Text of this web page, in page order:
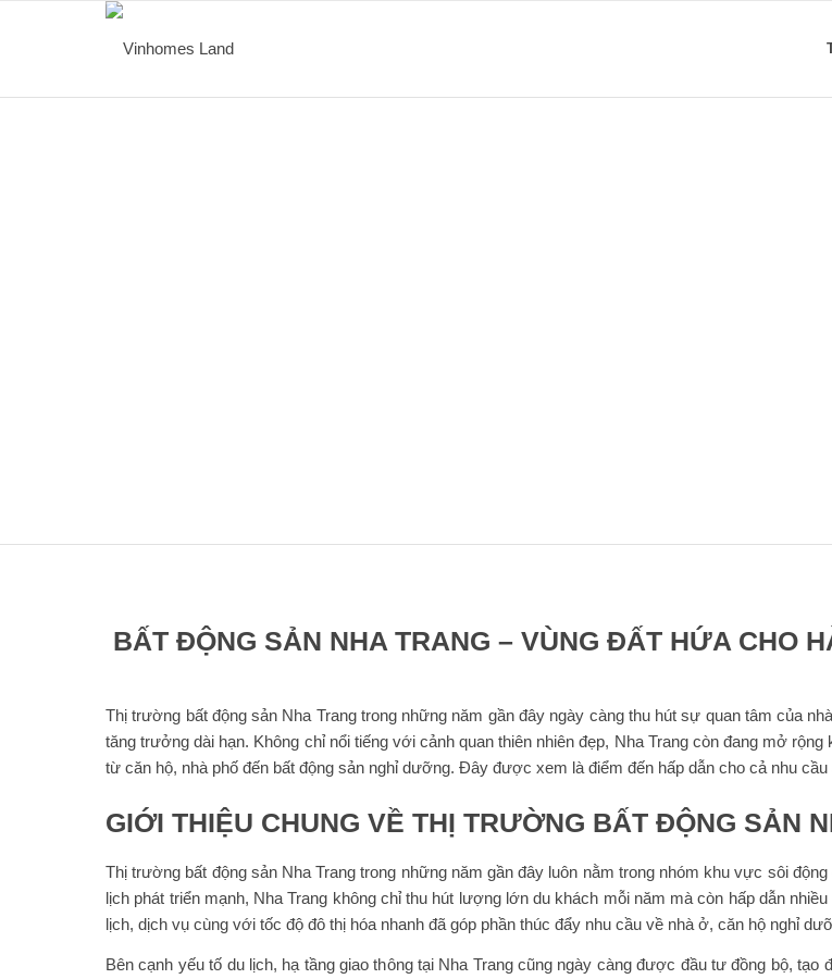
BẤT ĐỘNG SẢN NHA TRANG – VÙNG ĐẤT HỨA CHO
Thị trường bất động sản Nha Trang trong những năm gần đây ngày càng thu hút sự quan tâm của
tăng trưởng dài hạn. Không chỉ nổi tiếng với cảnh quan thiên nhiên đẹp, Nha Trang còn đang mở
từ căn hộ, nhà phố đến bất động sản nghỉ dưỡng. Đây được xem là điểm đến hấp dẫn cho cả nhu
GIỚI THIỆU CHUNG VỀ THỊ TRƯỜNG BẤT ĐỘNG SẢN
Thị trường bất động sản Nha Trang trong những năm gần đây luôn nằm trong nhóm khu vực sôi
lịch phát triển mạnh, Nha Trang không chỉ thu hút lượng lớn du khách mỗi năm mà còn hấp dẫn
lịch, dịch vụ cùng với tốc độ đô thị hóa nhanh đã góp phần thúc đẩy nhu cầu về nhà ở, căn hộ nghỉ
Bên cạnh yếu tố du lịch, hạ tầng giao thông tại Nha Trang cũng ngày càng được đầu tư đồng bộ,